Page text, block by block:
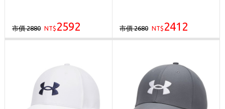
市價 2880 NT$ 2592 市價 2680 NT$ 2412